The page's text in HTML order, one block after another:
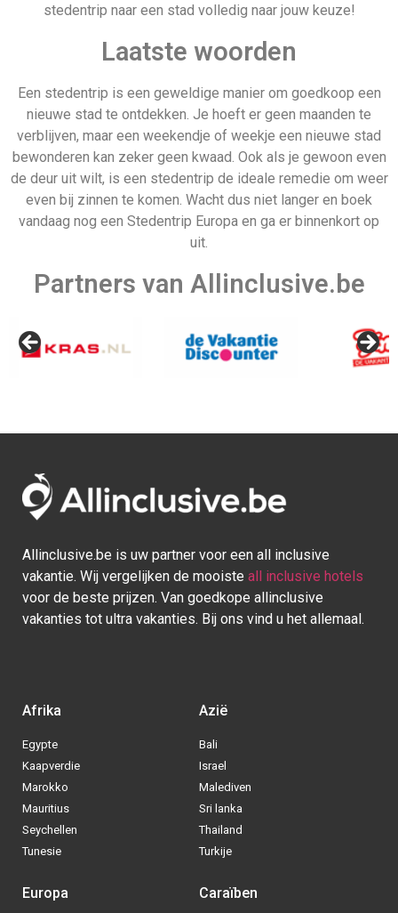
stedentrip naar een stad volledig naar jouw keuze!
Laatste woorden
Een stedentrip is een geweldige manier om goedkoop een
nieuwe stad te ontdekken. Je hoeft er geen maanden te
verblijven, maar een weekendje of weekje een nieuwe stad
bewonderen kan zeker geen kwaad. Ook als je gewoon even
de deur uit wilt, is een stedentrip de ideale remedie om weer
even bij zinnen te komen. Wacht dus niet langer en boek
vandaag nog een Stedentrip Europa en ga er binnenkort op
uit.
Partners van Allinclusive.be
Allinclusive.be is uw partner voor een all inclusive
vakantie. Wij vergelijken de mooiste all inclusive hotels
voor de beste prijzen. Van goedkope allinclusive
vakanties tot ultra vakanties. Bij ons vind u het allemaal.
Afrika
Egypte
Kaapverdie
Marokko
Mauritius
Seychellen
Tunesie
Azië
Bali
Israel
Malediven
Sri lanka
Thailand
Turkije
Europa Caraïben